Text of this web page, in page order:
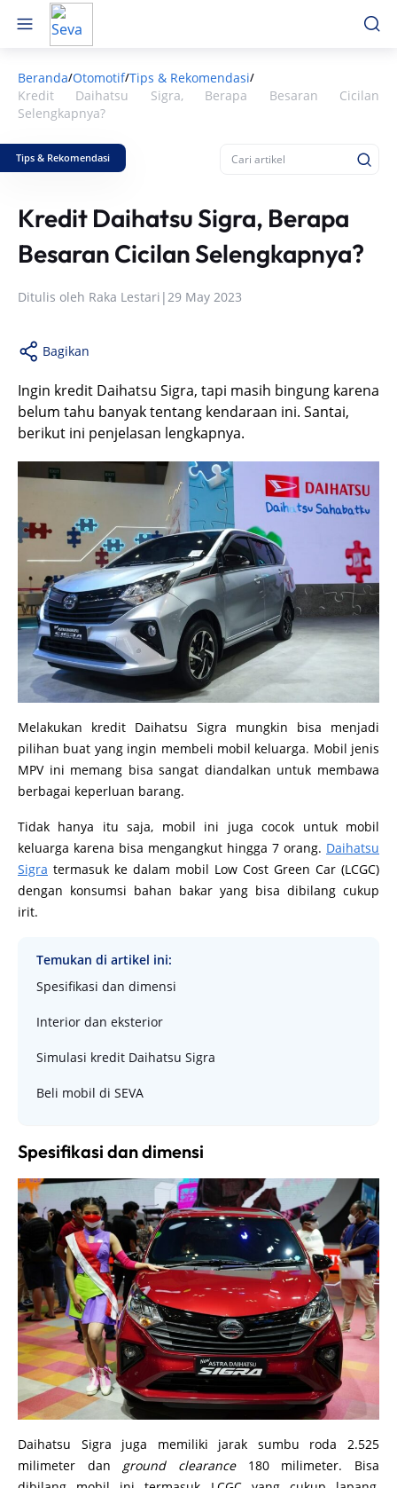
Beranda/Otomotif/Tips & Rekomendasi/
Kredit Daihatsu Sigra, Berapa Besaran Cicilan
Selengkapnya?
Tips & Rekomendasi
Kredit Daihatsu Sigra, Berapa
Besaran Cicilan Selengkapnya?
Ditulis oleh Raka Lestari |29 May 2023
Bagikan
Ingin kredit Daihatsu Sigra, tapi masih bingung karena
belum tahu banyak tentang kendaraan ini. Santai,
berikut ini penjelasan lengkapnya.
Melakukan kredit Daihatsu Sigra mungkin bisa menjadi
pilihan buat yang ingin membeli mobil keluarga. Mobil jenis
MPV ini memang bisa sangat diandalkan untuk membawa
berbagai keperluan barang.
Tidak hanya itu saja, mobil ini juga cocok untuk mobil
keluarga karena bisa mengangkut hingga 7 orang. Daihatsu
Sigra termasuk ke dalam mobil Low Cost Green Car (LCGC)
dengan konsumsi bahan bakar yang bisa dibilang cukup
irit.
Temukan di artikel ini:
Spesifikasi dan dimensi
Interior dan eksterior
Simulasi kredit Daihatsu Sigra
Beli mobil di SEVA
Spesifikasi dan dimensi
Daihatsu Sigra juga memiliki jarak sumbu roda 2.525
milimeter dan ground clearance 180 milimeter. Bisa